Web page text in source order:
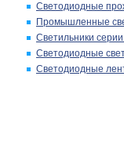
Светодиодные
Промышленные
Светильники
Светодиодные
Светодиодные